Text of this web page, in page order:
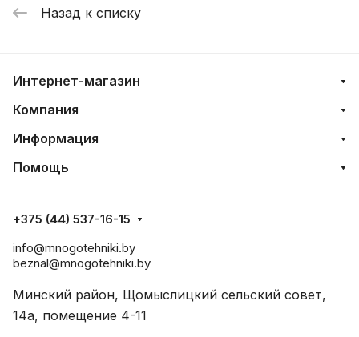
Назад к списку
Интернет-магазин
Компания
Информация
Помощь
+375 (44) 537-16-15
info@mnogotehniki.by
beznal@mnogotehniki.by
Минский район, Щомыслицкий сельский совет,
14а, помещение 4-11